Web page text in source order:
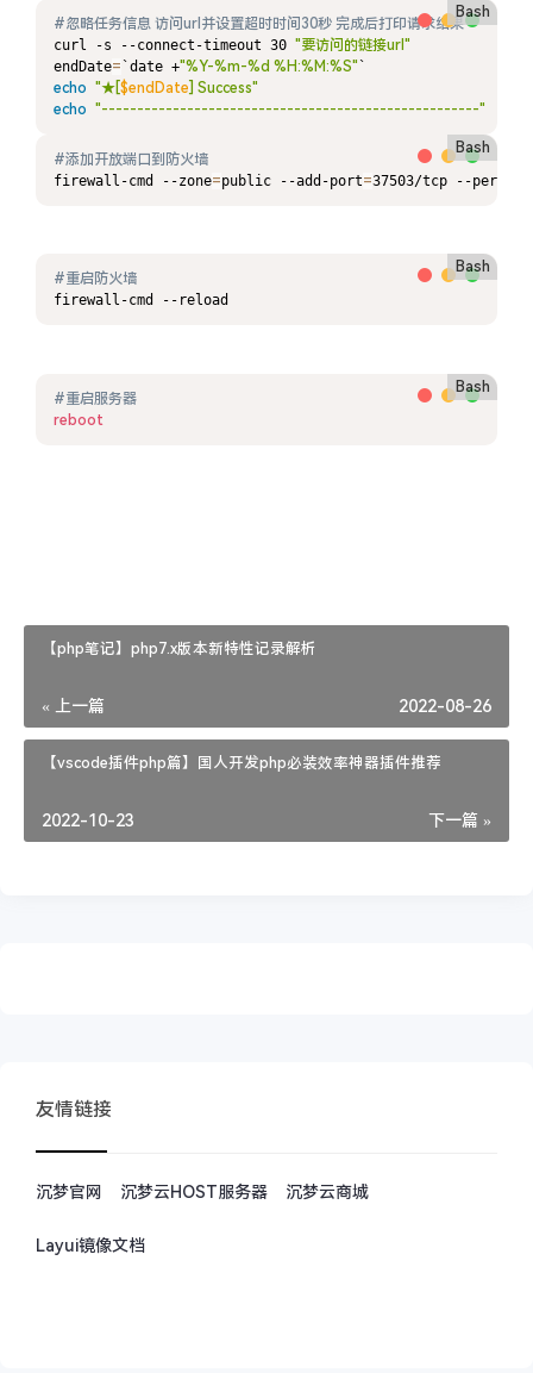
Bash
#忽略任务信息 访问url并设置超时时间30秒 完成后打印请求结果
curl -s --connect-timeout 30 "要访问的链接url"
endDate= `date +"%Y-%m-%d %H:%M:%S"
echo "★[ $endDate ] Success"
echo "-----------------------------------------------------"
Bash
#添加开放端口到防火墙
firewall-cmd --zone=public --add-port=37503/tcp --
Bash
#重启防火墙
firewall-cmd --reload
Bash
#重启服务器
reboot
【php笔记】php7.x版本新特性记录解析
« 上一篇 2022-08-26
【vscode插件php篇】国人开发php必装效率神器插件推荐
下一篇 »
2022-10-23
友情链接
沉梦官网 沉梦云HOST服务器 沉梦云商城
Layui镜像文档